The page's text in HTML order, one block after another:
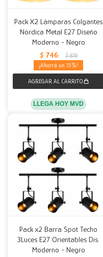
Pack X2 Lámparas Colgantes
Nórdica Metal E27 Diseño
Moderno - Negro
$ 746 $ 878
15
LLEGA HOY MVD
Pack x2 Barra Spot Techo
3Luces E27 Orientables Dis.
Moderno - Negro